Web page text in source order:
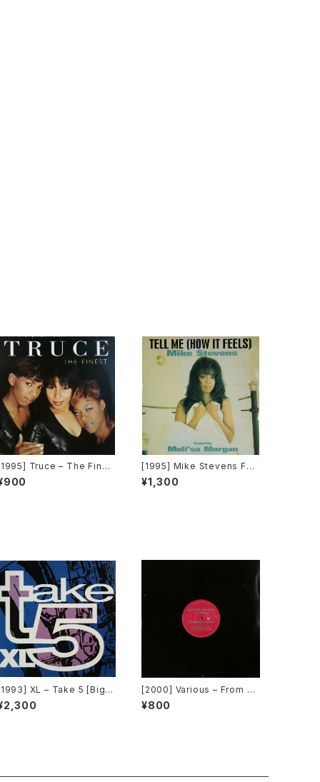
Truce – The Fines
[Big Life]
[1995] Mike Stevens Fea
turing Meli'sa Morgan – T
ell Me (How It Feels) [Do
¥1,300
XL – Take 5 [Big T
International]
[2000] Various – From Su
per Dance Freak Vol. 83
/ Back To The "Disco" ~
¥800